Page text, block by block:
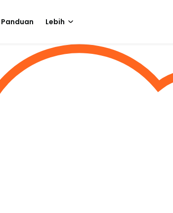
Panduan Lebih